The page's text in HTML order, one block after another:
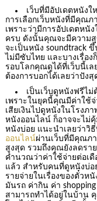
เว็บที่มีอัปเดตหนังใ
การเลือกเว็บหนังที่มีคุณ
เพราะว่ามีการอัปเดตห
ครบ ดังนั้นคุณจะมีความสุ
จะเป็นหนัง soundtrack
ไม่มีซับไทย และบางเรื่อ
รอบโลกคุณดูได้ที่เว็บนี้เ
ต้องการบอกได้เลยว่าปังสุ
เป็นเว็บดูหนังฟรีไม่
เพราะในยุคนี้คุณมีค่าใช้
เสียเงินไปดูหนังในโรงภ
หนังออนไลน์ ก็อาจจะไม่
หนังบ่อย แนะนำเลยว่าวิ
ออนไลน์ผ่านเว็บที่มีคุณภ
สูงสุด รวมถึงคุณยังลดรา
คำนวณว่าค่าใช้จ่ายต่อเดื
แล้ว สำหรับคนที่ดูหนังบ่อ
รายจ่ายในเรื่องของตั๋วห
มันรถ ค่ากิน ค่า
สามารถทำได้อยู่ในบ้าน